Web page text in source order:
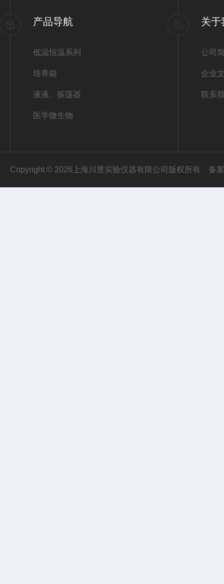
产品导航
低温恒温系列
培养箱
液液、振荡器
医学微生物
关于
公司
企业
联系
Copyright © 2026上海川昱实验仪器有限公司版权所有 备